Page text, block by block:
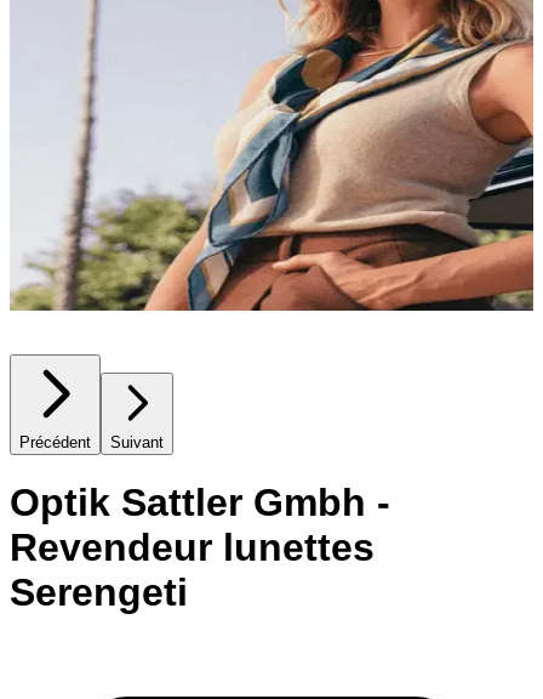
Précédent Suivant
Optik Sattler Gmbh -
Revendeur lunettes
Serengeti